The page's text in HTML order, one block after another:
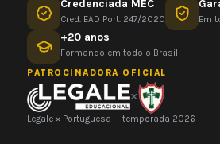
Credenciada MEC
Cred. EAD Port. 247/2020 Em
+20 anos
Formando em todo o Brasil
PATROCINADORA OFICIAL
×
Legale × Portuguesa — temporada 2026